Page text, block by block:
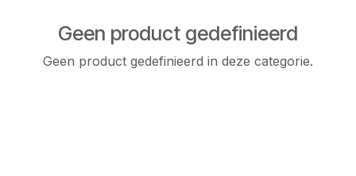
Geen product gedefinieerd
Geen product gedefinieerd in deze categorie.